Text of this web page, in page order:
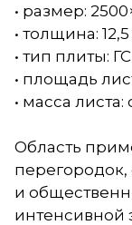
• размер:
• толщина:
• тип плиты:
• площадь
• масса листа:
Область
и
интенсивной